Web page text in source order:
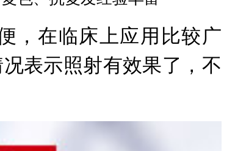
在临床上应用比较广
表示照射有效果了，不